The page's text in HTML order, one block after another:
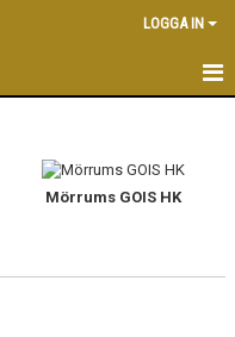
LOGGA IN
Mörrums GOIS HK